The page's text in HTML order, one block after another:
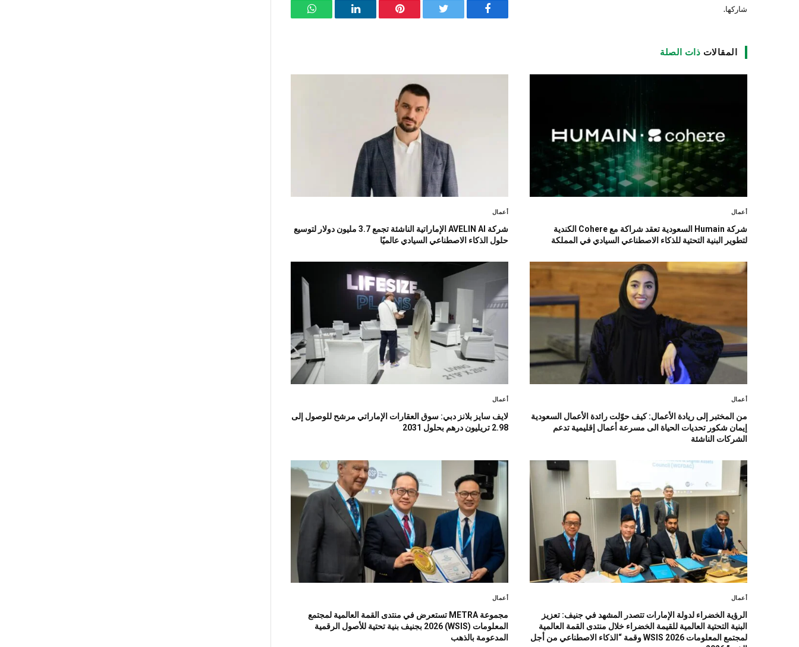
شاركها.
فيسبوك تويتر بينتيريستلينكدإن واتساب
المقالات ذات الصلة
أعمال
شركة Humain السعودية تعقد شراكة مع Cohere الكندية
لتطوير البنية التحتية للذكاء الاصطناعي السيادي في المملكة
أعمال
شركة AVELIN AI الإماراتية الناشئة تجمع 3.7 مليون دولار لتوسيع
حلول الذكاء الاصطناعي السيادي عالميًا
أعمال
من المختبر إلى ريادة الأعمال: كيف حوّلت رائدة الأعمال السعودية
إيمان شكور تحديات الحياة الى مسرعة أعمال إقليمية تدعم
الشركات الناشئة
أعمال
لايف سايز بلانز دبي: سوق العقارات الإماراتي مرشح للوصول إلى
2.98 تريليون درهم بحلول 2031
أعمال
الرؤية الخضراء لدولة الإمارات تتصدر المشهد في جنيف: تعزيز
البنية التحتية العالمية للقيمة الخضراء خلال منتدى القمة العالمية
لمجتمع المعلومات WSIS 2026 وقمة “الذكاء الاصطناعي من أجل
أعمال
مجموعة METRA تستعرض في منتدى القمة العالمية لمجتمع
المعلومات (WSIS) 2026 بجنيف بنية تحتية للأصول الرقمية
المدعومة بالذهب